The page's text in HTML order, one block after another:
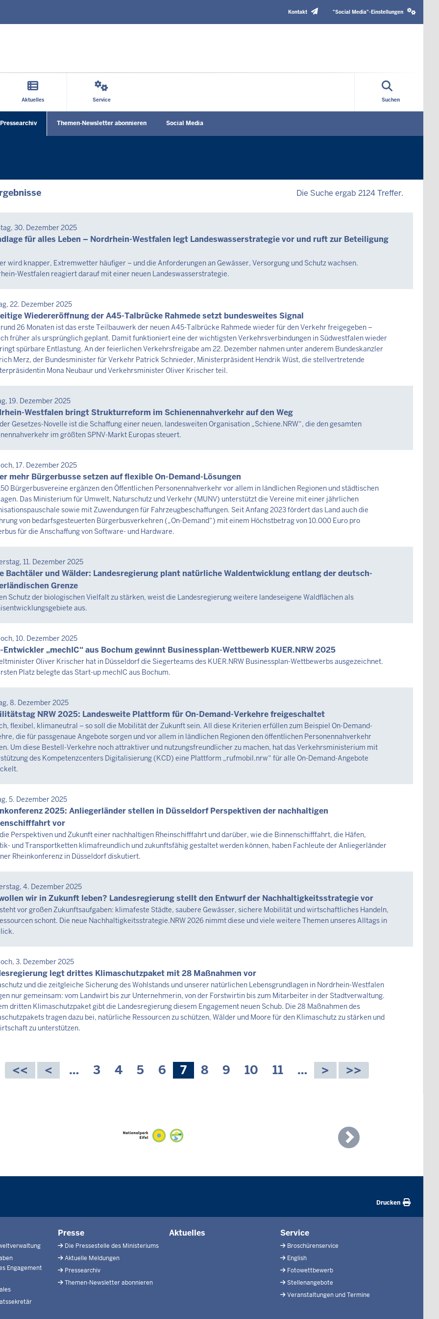
TopKontakt
media
"Social Media"-Einstellungen
Aktuelles Service Suchen
Pressearchiv Themen-Newsletter abonnieren Social Media
Die Suche ergab 2124 Treffer.
30. Dezember 2025
für alles Leben – Nordrhein-Westfalen legt Landeswasserstrategie vor und ruft zur Beteiligung
wird knapper, Extremwetter häufiger – und die Anforderungen an Gewässer, Versorgung und Schutz wachsen.
Westfalen reagiert darauf mit einer neuen Landeswasserstrategie.
22. Dezember 2025
Wiedereröffnung der A45-Talbrücke Rahmede setzt bundesweites Signal
26 Monaten ist das erste Teilbauwerk der neuen A45-Talbrücke Rahmede wieder für den Verkehr freigegeben –
früher als ursprünglich geplant. Damit funktioniert eine der wichtigsten Verkehrsverbindungen in Südwestfalen wieder
spürbare Entlastung. An der feierlichen Verkehrsfreigabe am 22. Dezember nahmen unter anderem Bundeskanzler
Merz, der Bundesminister für Verkehr Patrick Schnieder, Ministerpräsident Hendrik Wüst, die stellvertretende
Mona Neubaur und Verkehrsminister Oliver Krischer teil.
19. Dezember 2025
Westfalen bringt Strukturreform im Schienennahverkehr auf den Weg
Gesetzes-Novelle ist die Schaffung einer neuen, landesweiten Organisation „Schiene.NRW“, die den gesamten
im größten SPNV-Markt Europas steuert.
17. Dezember 2025
mehr Bürgerbusse setzen auf flexible On-Demand-Lösungen
Bürgerbusvereine ergänzen den Öffentlichen Personennahverkehr vor allem in ländlichen Regionen und städtischen
Das Ministerium für Umwelt, Naturschutz und Verkehr (MUNV) unterstützt die Vereine mit einer jährlichen
sowie mit Zuwendungen für Fahrzeugbeschaffungen. Seit Anfang 2023 fördert das Land auch die
von bedarfsgesteuerten Bürgerbusverkehren („On-Demand“) mit einem Höchstbetrag von 10.000 Euro pro
für die Anschaffung von Software- und Hardware.
11. Dezember 2025
Bachtäler und Wälder: Landesregierung plant natürliche Waldentwicklung entlang der deutsch-
Grenze
Schutz der biologischen Vielfalt zu stärken, weist die Landesregierung weitere landeseigene Waldflächen als
aus.
10. Dezember 2025
Entwickler „mechIC“ aus Bochum gewinnt Businessplan-Wettbewerb KUER.NRW 2025
Oliver Krischer hat in Düsseldorf die Siegerteams des KUER.NRW Businessplan-Wettbewerbs ausgezeichnet.
Platz belegte das Start-up mechIC aus Bochum.
8. Dezember 2025
NRW 2025: Landesweite Plattform für On-Demand-Verkehre freigeschaltet
flexibel, klimaneutral – so soll die Mobilität der Zukunft sein. All diese Kriterien erfüllen zum Beispiel On-Demand-
die für passgenaue Angebote sorgen und vor allem in ländlichen Regionen den öffentlichen Personennahverkehr
Um diese Bestell-Verkehre noch attraktiver und nutzungsfreundlicher zu machen, hat das Verkehrsministerium mit
des Kompetenzcenters Digitalisierung (KCD) eine Plattform „rufmobil.nrw“ für alle On-Demand-Angebote
5. Dezember 2025
2025: Anliegerländer stellen in Düsseldorf Perspektiven der nachhaltigen
vor
Perspektiven und Zukunft einer nachhaltigen Rheinschifffahrt und darüber, wie die Binnenschifffahrt, die Häfen,
und Transportketten klimafreundlich und zukunftsfähig gestaltet werden können, haben Fachleute der Anliegerländer
Rheinkonferenz in Düsseldorf diskutiert.
4. Dezember 2025
wir in Zukunft leben? Landesregierung stellt den Entwurf der Nachhaltigkeitsstrategie vor
steht vor großen Zukunftsaufgaben: klimafeste Städte, saubere Gewässer, sichere Mobilität und wirtschaftliches Handeln,
schont. Die neue Nachhaltigkeitsstrategie.NRW 2026 nimmt diese und viele weitere Themen unseres Alltags in
3. Dezember 2025
legt drittes Klimaschutzpaket mit 28 Maßnahmen vor
und die zeitgleiche Sicherung des Wohlstands und unserer natürlichen Lebensgrundlagen in Nordrhein-Westfalen
nur gemeinsam: vom Landwirt bis zur Unternehmerin, von der Forstwirtin bis zum Mitarbeiter in der Stadtverwaltung.
dritten Klimaschutzpaket gibt die Landesregierung diesem Engagement neuen Schub. Die 28 Maßnahmen des
tragen dazu bei, natürliche Ressourcen zu schützen, Wälder und Moore für den Klimaschutz zu stärken und
zu unterstützen.
… Seite
3 Seite
4 Seite
5 Seite
6 Aktuelle
Seite
7 Seite
8 Seite
9 Seite
10 Seite
11 …
Next
Drucken
Engagement
Presse
Die Pressestelle des Ministeriums
Aktuelle Meldungen
Pressearchiv
Themen-Newsletter abonnieren
Aktuelles Service
Broschürenservice
English
Fotowettbewerb
Stellenangebote
Veranstaltungen und Termine